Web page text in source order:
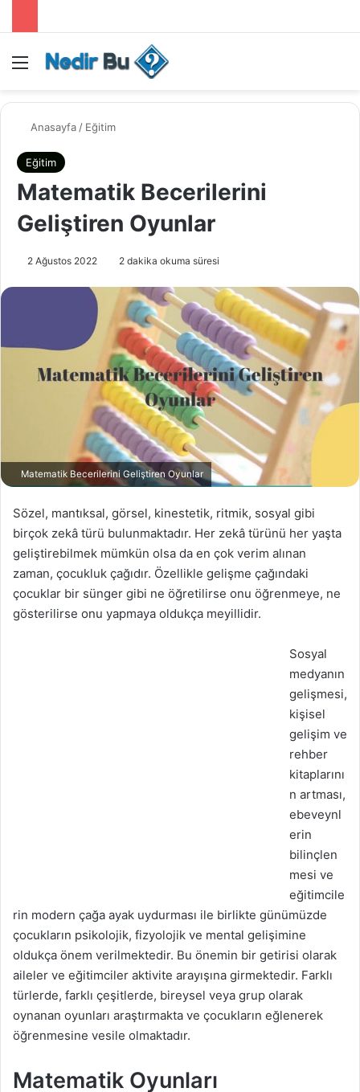
Menü
Anasayfa / Eğitim
Eğitim
Matematik Becerilerini
Geliştiren Oyunlar
2 Ağustos 2022 2 dakika okuma süresi
Matematik Becerilerini Geliştiren Oyunlar
Sözel, mantıksal, görsel, kinestetik, ritmik, sosyal gibi
birçok zekâ türü bulunmaktadır. Her zekâ türünü her yaşta
geliştirebilmek mümkün olsa da en çok verim alınan
zaman, çocukluk çağıdır. Özellikle gelişme çağındaki
çocuklar bir sünger gibi ne öğretilirse onu öğrenmeye, ne
gösterilirse onu yapmaya oldukça meyillidir.
Sosyal
medyanın
gelişmesi,
kişisel
gelişim ve
rehber
kitaplarını
n artması,
ebeveynl
erin
bilinçlen
mesi ve
eğitimcile
rin modern çağa ayak uydurması ile birlikte günümüzde
çocukların psikolojik, fizyolojik ve mental gelişimine
oldukça önem verilmektedir. Bu önemin bir getirisi olarak
aileler ve eğitimciler aktivite arayışına girmektedir. Farklı
türlerde, farklı çeşitlerde, bireysel veya grup olarak
oynanan oyunları araştırmakta ve çocukların eğlenerek
öğrenmesine vesile olmaktadır.
Matematik Oyunları